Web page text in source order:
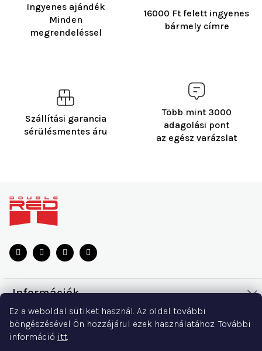
Ez a weboldal sütiket használ. Az oldal további
böngészésével Ön hozzájárul ezek használatához. További
információ itt.
Ingyenes ajándék
Minden
megrendeléssel
16000 Ft felett ingyenes
bármely címre
Szállítási garancia
sérülésmentes áru
Több mint 3000
adagolási pont
az egész varázslat
Információk
Szállítás és fizetés
Csere és visszaküldés
Minden a vásárlásról